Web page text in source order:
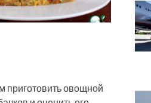
приготовить овощной